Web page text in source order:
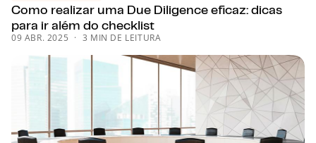
Como realizar uma Due Diligence eficaz: dicas
para ir além do checklist
09 ABR. 2025 3 MIN DE LEITURA